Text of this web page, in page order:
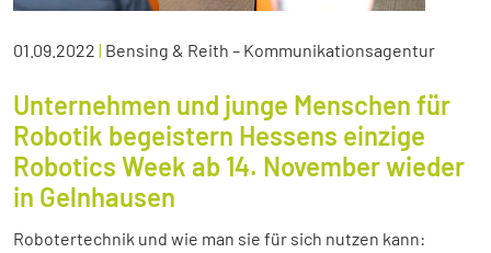
01.09.2022 | Bensing & Reith – Kommunikationsagentur
Unternehmen und junge Menschen für
Robotik begeistern Hessens einzige
Robotics Week ab 14. November wieder
in Gelnhausen
Robotertechnik und wie man sie für sich nutzen kann: